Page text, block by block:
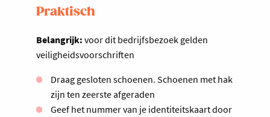
Praktisch
Belangrijk: voor dit bedrijfsbezoek gelden
veiligheidsvoorschriften
Draag gesloten schoenen. Schoenen met hak
zijn ten zeerste afgeraden
Geef het nummer van je identiteitskaart door